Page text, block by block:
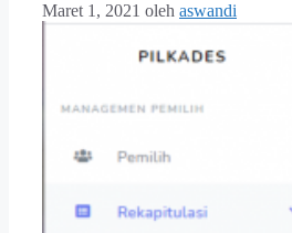
Maret 1, 2021 oleh aswandi